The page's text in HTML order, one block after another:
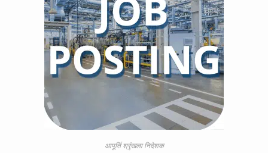
आपूर्ति श्रृंखला निदेशक